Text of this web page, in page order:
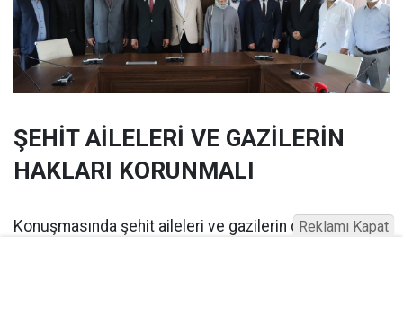
ŞEHİT AİLELERİ VE GAZİLERİN
HAKLARI KORUNMALI
Konuşmasında şehit aileleri ve gazilerin durumuna da
Reklamı Kapat